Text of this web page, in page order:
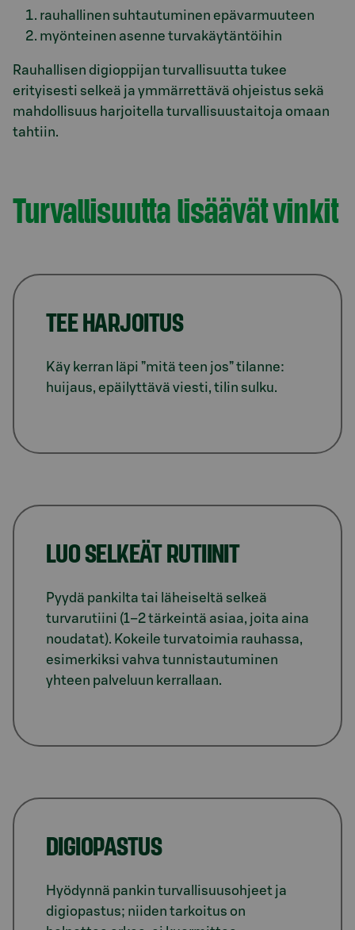
rauhallinen suhtautuminen epävarmuuteen
myönteinen asenne turvakäytäntöihin
Rauhallisen digioppijan turvallisuutta tukee
erityisesti selkeä ja ymmärrettävä ohjeistus sekä
mahdollisuus harjoitella turvallisuustaitoja omaan
tahtiin.
Turvallisuutta lisäävät vinkit
TEE HARJOITUS
Käy kerran läpi ”mitä teen jos” tilanne:
huijaus, epäilyttävä viesti, tilin sulku.
LUO SELKEÄT RUTIINIT
Pyydä pankilta tai läheiseltä selkeä
turvarutiini (1–2 tärkeintä asiaa, joita aina
noudatat). Kokeile turvatoimia rauhassa,
esimerkiksi vahva tunnistautuminen
yhteen palveluun kerrallaan.
DIGIOPASTUS
Hyödynnä pankin turvallisuusohjeet ja
digiopastus; niiden tarkoitus on